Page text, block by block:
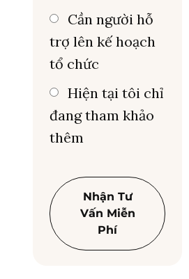
Cần người hỗ
trợ lên kế hoạch
tổ chức
Hiện tại tôi chỉ
đang tham khảo
thêm
Nhận Tư
Vấn Miễn
Phí